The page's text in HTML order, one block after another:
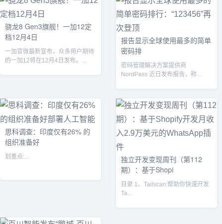
骁龙8 Gen3旗舰！一加12定
档12月4日
一加官微最新宣布，众多用户期待
的一加12将在12月4日发布。...
报告显示全球使用最多的简单
密码排
密码管理解决方案提供商
NordPass 近日发布报告，称
思科调查：印度仅有26% 的
组织准备好
划重点:...
独立开发变现周刊（第112
期）：基于Shopi
目录 1、Tailscan:帮助你快速开发
Ta...